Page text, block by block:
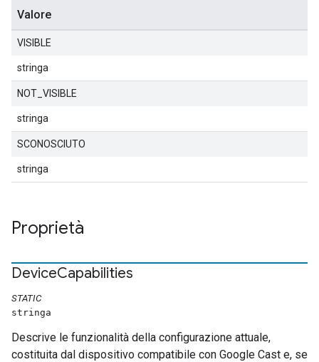
Valore
VISIBLE
stringa
NOT_VISIBLE
stringa
SCONOSCIUTO
stringa
Proprietà
DeviceCapabilities
STATIC
stringa
Descrive le funzionalità della configurazione attuale,
costituita dal dispositivo compatibile con Google Cast e, se